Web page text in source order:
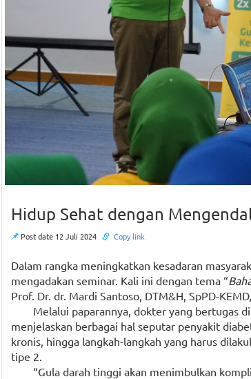
Hidup Sehat dengan
Post date 12 Juli 2024 Copy link
Dalam rangka meningkatkan kesadaran
mengadakan seminar. Kali ini dengan tema “
Prof. Dr. dr. Mardi Santoso, DTM&H, SpPD-
Melalui paparannya, dokter yang bertugas
menjelaskan berbagai hal seputar penyakit
kronis, hingga langkah-langkah yang harus
tipe 2.
“Gula darah tinggi akan menimbulkan